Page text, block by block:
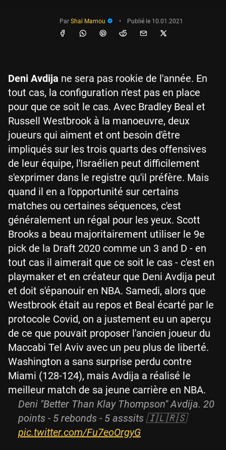
Par Shaï Mamou • Publié le 10.01.2021
Deni Avdija ne sera pas rookie de l'année. En
tout cas, la configuration n'est pas en place
pour que ce soit le cas. Avec Bradley Beal et
Russell Westbrook à la manoeuvre, deux
joueurs qui aiment et ont besoin d'être
impliqués sur les trois quarts des offensives
de leur équipe, l'Israélien peut difficilement
s'exprimer dans le registre qu'il préfère. Mais
quand il en a l'opportunité sur certains
matches ou certaines séquences, c'est
généralement un régal pour les yeux. Scott
Brooks a beau majoritairement utiliser le 9e
pick de la Draft 2020 comme un 3 and D - en
tout cas il aimerait que ce soit le cas - c'est en
playmaker et en créateur que Deni Avdija peut
et doit s'épanouir en NBA. Samedi, alors que
Westbrook était au repos et Beal écarté par le
protocole Covid, on a justement eu un aperçu
de ce que pouvait proposer l'ancien joueur du
Maccabi Tel Aviv avec un peu plus de liberté.
Washington a sans surprise perdu contre
Miami (128-124), mais Avdija a réalisé le
meilleur match de sa jeune carrière en NBA.
Deni "Better Than Klay Thompson" Avdija. 20
points - 5 rebonds - 5 asssits 🇮🇱🇷🇸
pic.twitter.com/Fu7eoOrgyG